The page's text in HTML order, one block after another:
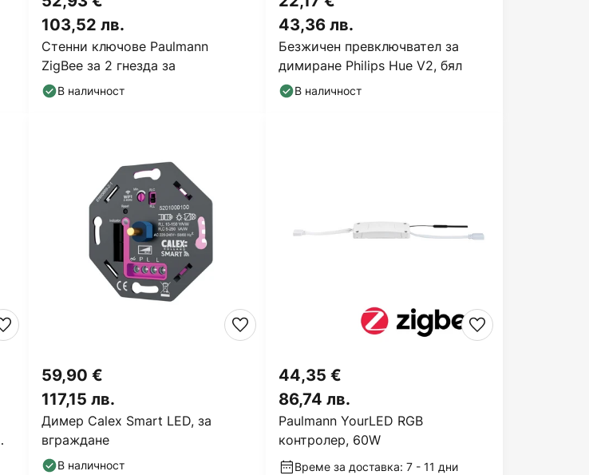
Стенни ключове Paulmann
ZigBee за 2 гнезда за
103,52 лв.
В наличност
Безжичен превключвател за
димиране Philips Hue V2, бял
43,36 лв.
В наличност
Димер Calex Smart LED, за
вграждане
59,90 €
117,15 лв.
В наличност
Paulmann YourLED RGB
контролер, 60W
44,35 €
86,74 лв.
Време за доставка: 7 - 11 дни